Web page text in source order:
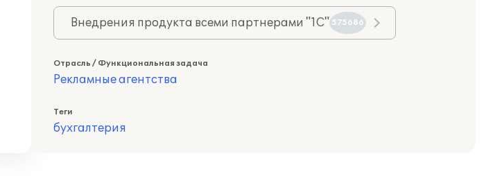
Внедрения продукта всеми партнерами "1С" 575686
Отрасль / Функциональная задача
Рекламные агентства
Теги
бухгалтерия